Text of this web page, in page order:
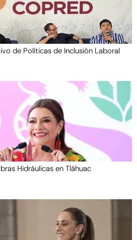
de Políticas de Inclusión Laboral
Hidráulicas en Tláhuac